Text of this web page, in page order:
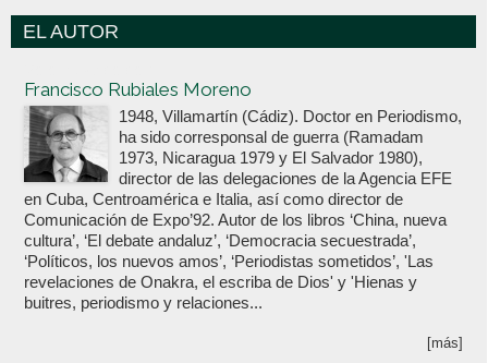
EL AUTOR
Francisco Rubiales Moreno
1948, Villamartín (Cádiz). Doctor en Periodismo,
ha sido corresponsal de guerra (Ramadam
1973, Nicaragua 1979 y El Salvador 1980),
director de las delegaciones de la Agencia EFE
en Cuba, Centroamérica e Italia, así como director de
Comunicación de Expo’92. Autor de los libros ‘China, nueva
cultura’, ‘El debate andaluz’, ‘Democracia secuestrada’,
‘Políticos, los nuevos amos’, ‘Periodistas sometidos’, 'Las
revelaciones de Onakra, el escriba de Dios' y 'Hienas y
buitres, periodismo y relaciones...
[más]